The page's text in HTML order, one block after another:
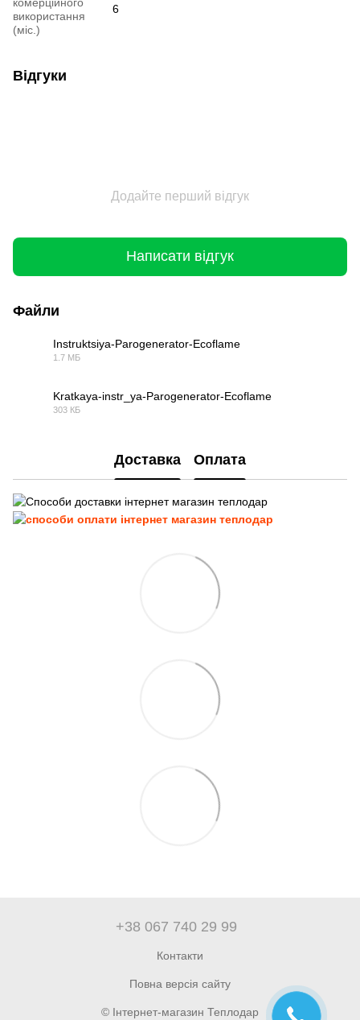
використання
(міс.)
6
Відгуки
Додайте перший відгук
Написати відгук
Файли
Instruktsiya-Parogenerator-Ecoflame
1.7 МБ
Kratkaya-instr_ya-Parogenerator-Ecoflame
303 КБ
Доставка Оплата
+38 067 740 29 99
Контакти
Повна версія сайту
© Інтернет-магазин Теплодар